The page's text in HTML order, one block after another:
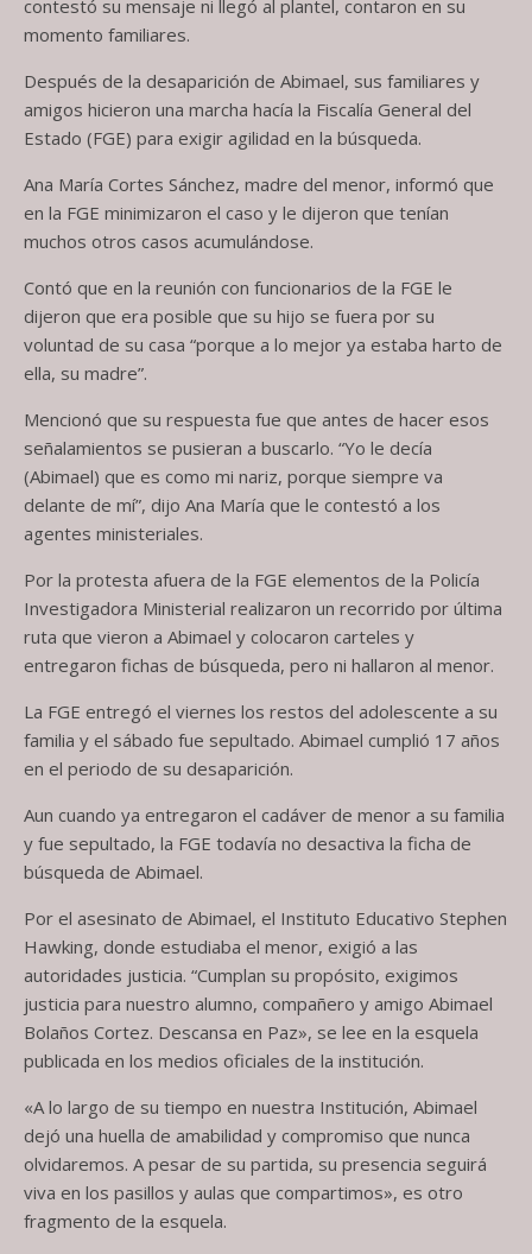
contestó su mensaje ni llegó al plantel, contaron en su
momento familiares.
Después de la desaparición de Abimael, sus familiares y
amigos hicieron una marcha hacía la Fiscalía General del
Estado (FGE) para exigir agilidad en la búsqueda.
Ana María Cortes Sánchez, madre del menor, informó que
en la FGE minimizaron el caso y le dijeron que tenían
muchos otros casos acumulándose.
Contó que en la reunión con funcionarios de la FGE le
dijeron que era posible que su hijo se fuera por su
voluntad de su casa “porque a lo mejor ya estaba harto de
ella, su madre”.
Mencionó que su respuesta fue que antes de hacer esos
señalamientos se pusieran a buscarlo. “Yo le decía
(Abimael) que es como mi nariz, porque siempre va
delante de mí”, dijo Ana María que le contestó a los
agentes ministeriales.
Por la protesta afuera de la FGE elementos de la Policía
Investigadora Ministerial realizaron un recorrido por última
ruta que vieron a Abimael y colocaron carteles y
entregaron fichas de búsqueda, pero ni hallaron al menor.
La FGE entregó el viernes los restos del adolescente a su
familia y el sábado fue sepultado. Abimael cumplió 17 años
en el periodo de su desaparición.
Aun cuando ya entregaron el cadáver de menor a su familia
y fue sepultado, la FGE todavía no desactiva la ficha de
búsqueda de Abimael.
Por el asesinato de Abimael, el Instituto Educativo Stephen
Hawking, donde estudiaba el menor, exigió a las
autoridades justicia. “Cumplan su propósito, exigimos
justicia para nuestro alumno, compañero y amigo Abimael
Bolaños Cortez. Descansa en Paz», se lee en la esquela
publicada en los medios oficiales de la institución.
«A lo largo de su tiempo en nuestra Institución, Abimael
dejó una huella de amabilidad y compromiso que nunca
olvidaremos. A pesar de su partida, su presencia seguirá
viva en los pasillos y aulas que compartimos», es otro
fragmento de la esquela.